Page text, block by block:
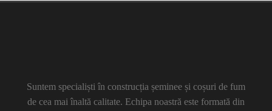
Suntem specialiști în construcția șeminee și coșuri de fum
de cea mai înaltă calitate. Echipa noastră este formată din